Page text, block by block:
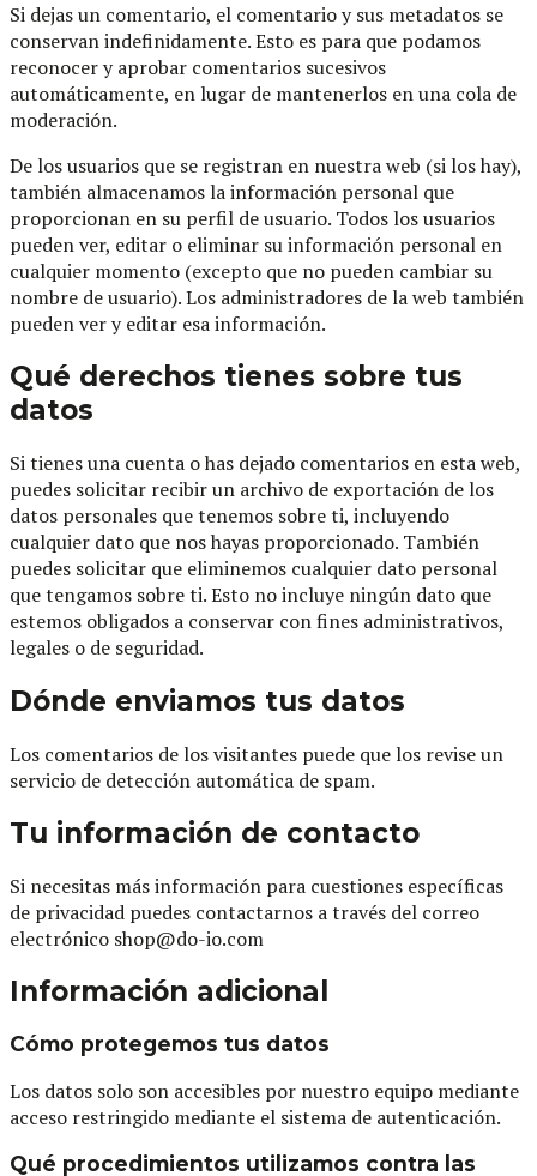
Si dejas un comentario, el comentario y sus metadatos se
conservan indefinidamente. Esto es para que podamos
reconocer y aprobar comentarios sucesivos
automáticamente, en lugar de mantenerlos en una cola de
moderación.
De los usuarios que se registran en nuestra web (si los hay),
también almacenamos la información personal que
proporcionan en su perfil de usuario. Todos los usuarios
pueden ver, editar o eliminar su información personal en
cualquier momento (excepto que no pueden cambiar su
nombre de usuario). Los administradores de la web también
pueden ver y editar esa información.
Qué derechos tienes sobre tus
datos
Si tienes una cuenta o has dejado comentarios en esta web,
puedes solicitar recibir un archivo de exportación de los
datos personales que tenemos sobre ti, incluyendo
cualquier dato que nos hayas proporcionado. También
puedes solicitar que eliminemos cualquier dato personal
que tengamos sobre ti. Esto no incluye ningún dato que
estemos obligados a conservar con fines administrativos,
legales o de seguridad.
Dónde enviamos tus datos
Los comentarios de los visitantes puede que los revise un
servicio de detección automática de spam.
Tu información de contacto
Si necesitas más información para cuestiones específicas
de privacidad puedes contactarnos a través del correo
electrónico shop@do-io.com
Información adicional
Cómo protegemos tus datos
Los datos solo son accesibles por nuestro equipo mediante
acceso restringido mediante el sistema de autenticación.
Qué procedimientos utilizamos contra las